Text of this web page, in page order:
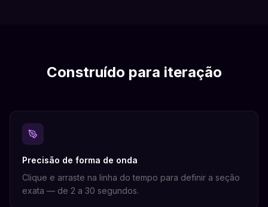
Construído para iteração
Precisão de forma de onda
Clique e arraste na linha do tempo para definir a seção
exata — de 2 a 30 segundos.